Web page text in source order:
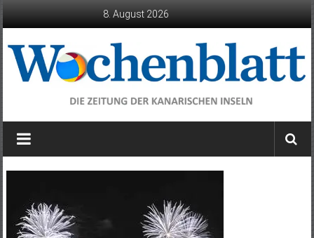
8. August 2026
Wochenblatt
die
Kanarischen
Inseln